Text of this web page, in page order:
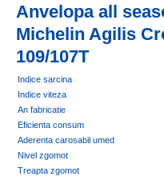
Anvelopa all
Michelin Agilis
109/107T
Indice sarcina
Indice viteza
An fabricatie
Eficienta consum
Aderenta carosabil umed
Nivel zgomot
Treapta zgomot